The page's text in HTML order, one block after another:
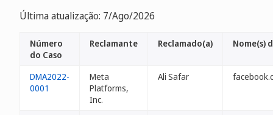
Última atualização: 7/Ago/2026
Número
do Caso
Reclamante Reclamado(a) Nome(s)
DMA2022-
0001
Meta
Platforms,
Inc.
Ali Safar